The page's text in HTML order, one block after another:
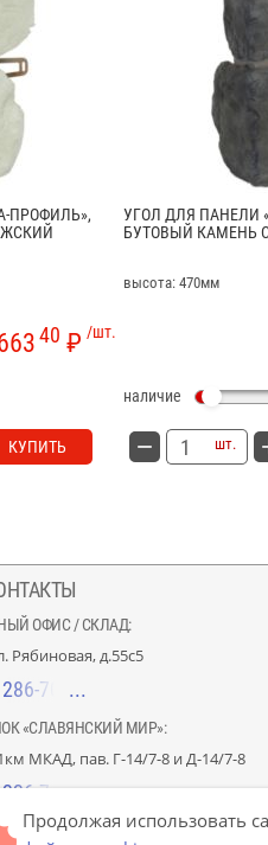
ПРОФИЛЬ»,
/шт.
40 ₽
КУПИТЬ
УГОЛ ДЛЯ ПАНЕЛИ
БУТОВЫЙ КАМЕНЬ
высота: 470мм
наличие
шт.
ОФИС / СКЛАД:
Рябиновая, д.55с5
70-40
«СЛАВЯНСКИЙ МИР»:
МКАД, пав. Г-14/7-8 и Д-14/7-8
74-18
Продолжая использовать